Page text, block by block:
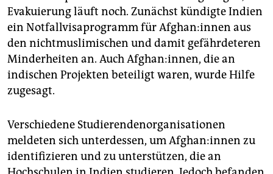
Evakuierung läuft noch. Zunächst kündigte Indien
ein Notfallvisaprogramm für Af­gha­n:in­nen aus
den nichtmuslimischen und damit gefährdeteren
Minderheiten an. Auch Afghan:innen, die an
indischen Projekten beteiligt waren, wurde Hilfe
zugesagt.
Verschiedene Studierendenorganisationen
meldeten sich unterdessen, um Af­gha­n:in­nen zu
identifizieren und zu unterstützen, die an